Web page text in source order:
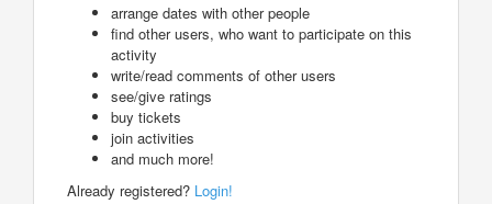
arrange dates with other people
find other users, who want to participate on this
activity
write/read comments of other users
see/give ratings
buy tickets
join activities
and much more!
Already registered? Login!